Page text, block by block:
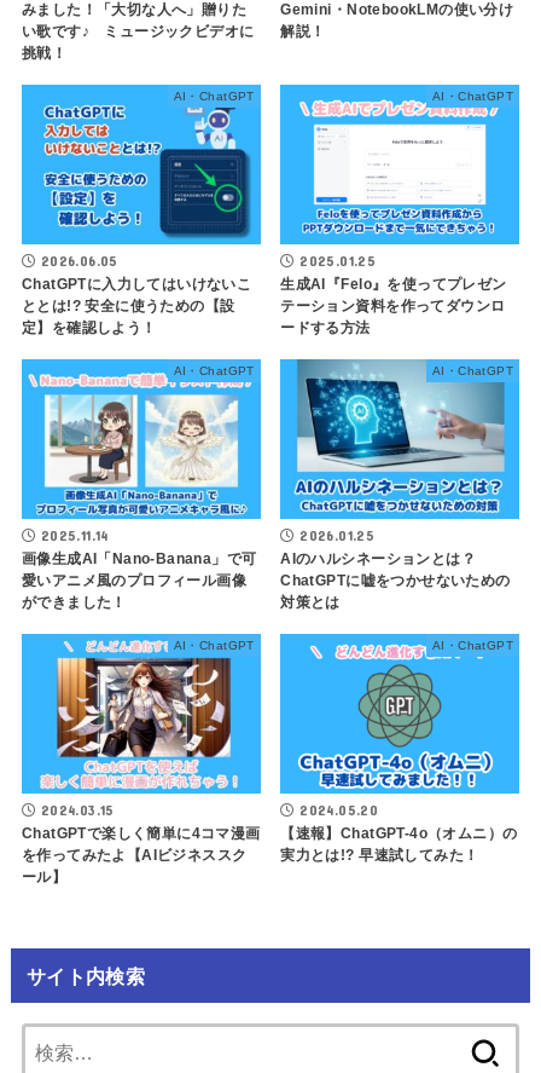
みました！「大切な人へ」贈りた
い歌です♪ ミュージックビデオに
挑戦！
Gemini・NotebookLMの使い分け
解説！
AI・ChatGPT
2026.06.05
ChatGPTに入力してはいけないこ
ととは!? 安全に使うための【設
定】を確認しよう！
AI・ChatGPT
2025.01.25
生成AI『Felo』を使ってプレゼン
テーション資料を作ってダウンロ
ードする方法
AI・ChatGPT
2025.11.14
画像生成AI「Nano-Banana」で可
愛いアニメ風のプロフィール画像
ができました！
AI・ChatGPT
2026.01.25
AIのハルシネーションとは？
ChatGPTに嘘をつかせないための
対策とは
AI・ChatGPT
2024.03.15
ChatGPTで楽しく簡単に4コマ漫画
を作ってみたよ【AIビジネススク
ール】
AI・ChatGPT
2024.05.20
【速報】ChatGPT-4o（オムニ）の
実力とは!? 早速試してみた！
サイト内検索